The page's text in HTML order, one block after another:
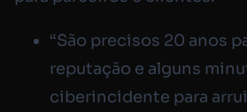
“São precisos 20 anos
reputação e alguns
ciberincidente para